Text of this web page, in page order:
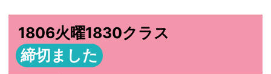
1806火曜1830クラス
締切ました